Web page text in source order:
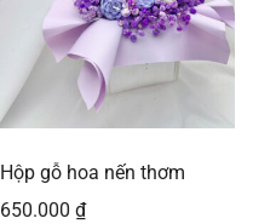
Hộp gỗ hoa nến thơm
650.000 ₫